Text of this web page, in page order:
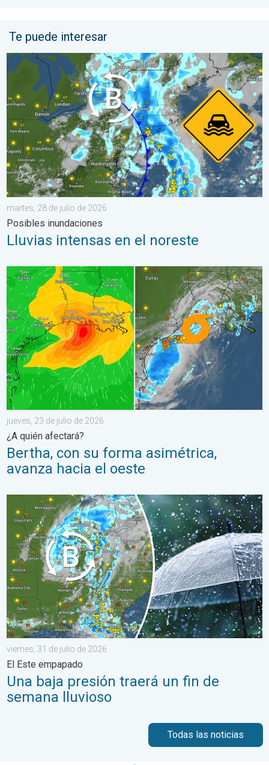
Te puede interesar
Lluvias intensas en el noreste. Posibles inundaciones. . .
martes, 28 de julio de 2026
Posibles inundaciones
Lluvias intensas en el noreste
Bertha, con su forma asimétrica, avanza hacia el oeste. ¿A
jueves, 23 de julio de 2026
¿A quién afectará?
Bertha, con su forma asimétrica,
avanza hacia el oeste
Una baja presión traerá un fin de semana lluvioso. El Este
viernes, 31 de julio de 2026
El Este empapado
Una baja presión traerá un fin de
semana lluvioso
Todas las noticias